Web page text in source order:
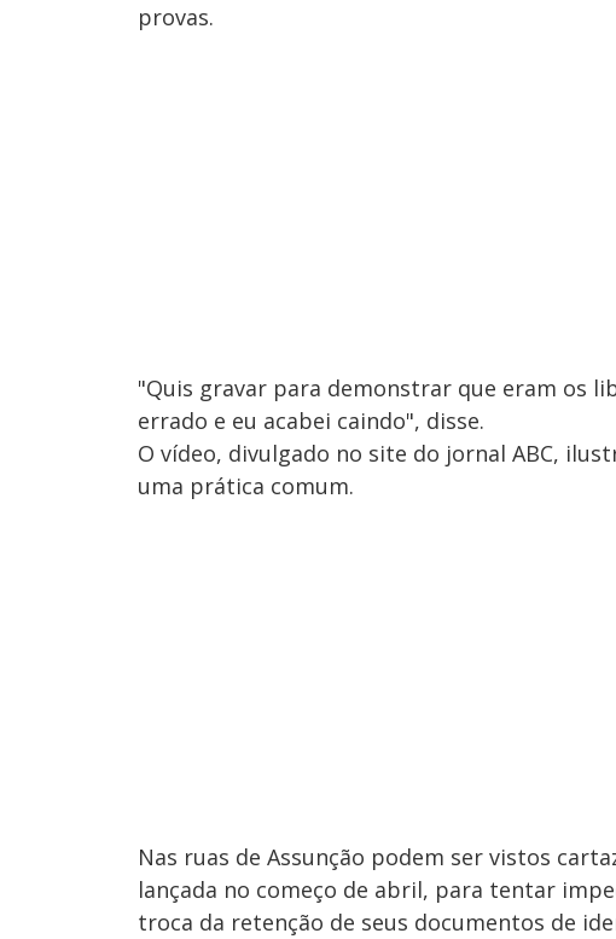
provas.
"Quis gravar para demonstrar que eram os
errado e eu acabei caindo", disse.
O vídeo, divulgado no site do jornal ABC,
uma prática comum.
Nas ruas de Assunção podem ser vistos
lançada no começo de abril, para tentar
troca da retenção de seus documentos de